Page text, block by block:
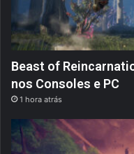
Beast of
nos Consoles e PC
1 hora atrás